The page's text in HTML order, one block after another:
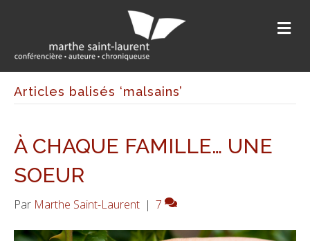
M
E
Articles balisés ‘malsains’
À CHAQUE FAMILLE… UNE
SOEUR
Par Marthe Saint-Laurent | 7